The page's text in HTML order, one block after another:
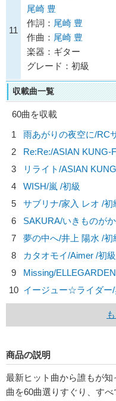
11
尾崎 豊
作詞： 尾崎 豊
作曲： 尾崎 豊
楽器：ギター
グレード：初級
収載曲一覧
60曲を収載
1
雨あがりの夜空に/RC
2
Re:Re:/ASIAN KUNG-
3
リライト/ASIAN
4
WISH/嵐 /初級
5
サブリナ/家入 レオ /初
6
SAKURA/いきものが
7
夢の中へ/井上 陽水 /初
8
カタオモイ/Aimer /初級
9
Missing/ELLEGARDEN
10 イージュー☆ライダー/
商品の説明
最新ヒット曲から誰もが
曲を60曲選りすぐり、す